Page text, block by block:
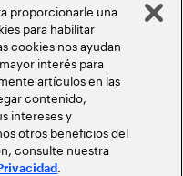
proporcionarle una
para habilitar
cookies nos ayudan
interés para
artículos en las
contenido,
intereses y
otros beneficios del
consulte nuestra
.